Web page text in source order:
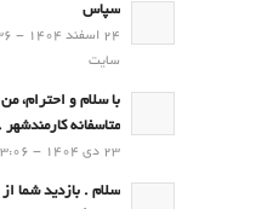
سپاس
سایت
با سلام و احترام،
متاسفانه کارمندشهر
23 دی 1404 - 3:06 ب.ظ توسط علی مولائی
سلام . بازدید شما